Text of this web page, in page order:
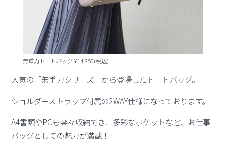
無重力トートバッグ ¥14,850(税込)
人気の「無重力シリーズ」から登場したトートバッグ。
ショルダーストラップ付属の2WAY仕様になっております。
A4書類やPCも楽々収納でき、多彩なポケットなど、お仕事
バッグとしての魅力が満載！